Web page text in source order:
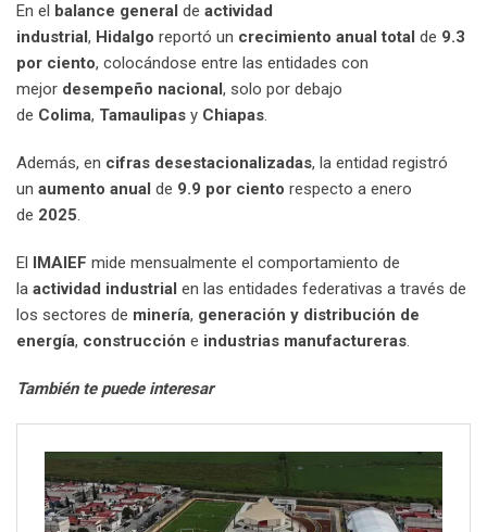
En el balance general de actividad
industrial , Hidalgo reportó un crecimiento anual total de 9.3
por ciento, colocándose entre las entidades con
mejor desempeño nacional , solo por debajo
de Colima, Tamaulipas y Chiapas.
Además, en cifras desestacionalizadas, la entidad registró
un aumento anual de 9.9 por ciento respecto a enero
de 2025.
El IMAIEF mide mensualmente el comportamiento de
la actividad industrial en las entidades federativas a través de
los sectores de minería, generación y distribución de
energía, construcción e industrias manufactureras.
También te puede interesar